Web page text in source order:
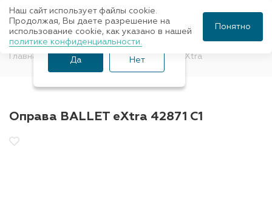
Главная Оправы для очков BALLET eXtra
Оправа BALLET eXtra 42871 С1
Ваш город Санкт-
Петербург?
Да Нет
Наш сайт использует файлы cookie.
Продолжая, Вы даете разрешение на
использование cookie, как указано в нашей
политике конфиденциальности.
Понятно